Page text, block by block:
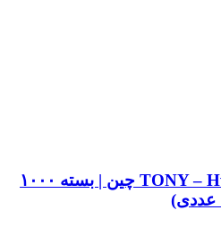
سوزن طب سوزنی TONY – Hwato چین | بسته ۱۰۰۰